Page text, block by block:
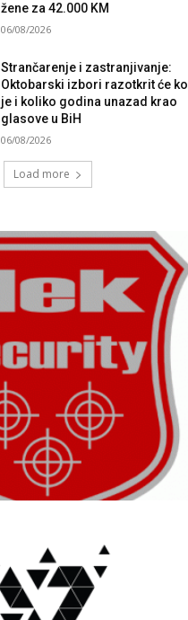
žene za 42.000 KM
06/08/2026
Strančarenje i zastranjivanje:
Oktobarski izbori razotkrit će ko
je i koliko godina unazad krao
glasove u BiH
06/08/2026
Load more